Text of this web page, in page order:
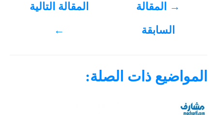
→المقالة
السابقة
المقالة التالية
←
المواضيع ذات الصلة: